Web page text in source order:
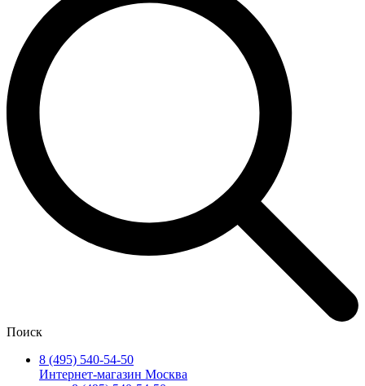
Поиск
8 (495) 540-54-50
Интернет-магазин Москва